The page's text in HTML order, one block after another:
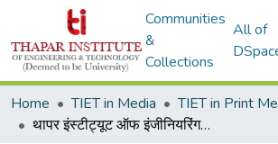
Communities
&
Collections
All of
Home TIET in Media
TIET in Print
थापर इंस्टीट्यूट ऑफ इंजीनियरिंग एंड टेक्नोलॉजी ने ई-सनद पोर्टल किया लॉन्च